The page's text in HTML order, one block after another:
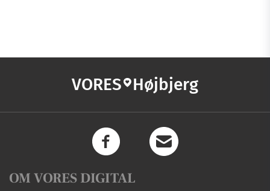
VORES Højbjerg
OM VORES DIGITAL